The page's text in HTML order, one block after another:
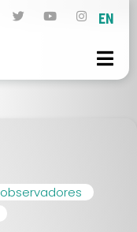
EN
observadores